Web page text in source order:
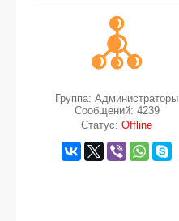
Группа: Администраторы
Сообщений: 4239
Статус: Offline